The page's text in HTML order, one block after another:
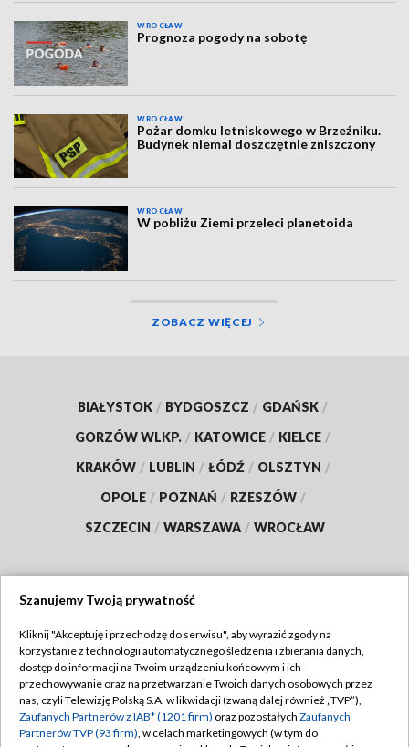
WROCŁAW
Prognoza pogody na sobotę
WROCŁAW
Pożar domku letniskowego w Brzeźniku.
Budynek niemal doszczętnie zniszczony
WROCŁAW
W pobliżu Ziemi przeleci planetoida
ZOBACZ WIĘCEJ
BIAŁYSTOK / BYDGOSZCZ / GDAŃSK /
GORZÓW WLKP. / KATOWICE / KIELCE /
KRAKÓW / LUBLIN / ŁÓDŹ / OLSZTYN /
OPOLE / POZNAŃ / RZESZÓW /
SZCZECIN / WARSZAWA / WROCŁAW
TVP
Abonament TVP
Emisja w TVP
Centrum informacji TVP
Regulamin TVP
Polityka prywatności
Szanujemy Twoją prywatność
Kliknij "Akceptuję i przechodzę do serwisu", aby wyrazić zgody na
korzystanie z technologii automatycznego śledzenia i zbierania danych,
dostęp do informacji na Twoim urządzeniu końcowym i ich
przechowywanie oraz na przetwarzanie Twoich danych osobowych przez
nas, czyli Telewizję Polską S.A. w likwidacji (zwaną dalej również „TVP”),
Zaufanych Partnerów z IAB* (1201 firm) oraz pozostałych Zaufanych
Partnerów TVP (93 firm), w celach marketingowych (w tym do